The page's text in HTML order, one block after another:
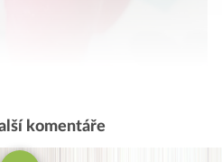
komentáře